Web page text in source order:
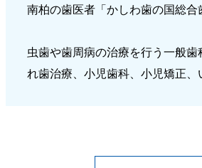
南柏の歯医者「かしわ歯の国総
虫歯や歯周病の治療を行う一般
れ歯治療、小児歯科、小児矯正